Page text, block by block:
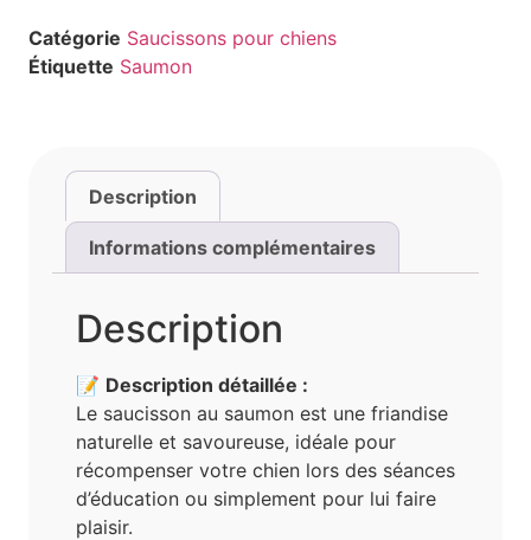
Catégorie Saucissons pour chiens
Étiquette Saumon
Description
Informations complémentaires
Description
📝 Description détaillée :
Le saucisson au saumon est une friandise
naturelle et savoureuse, idéale pour
récompenser votre chien lors des séances
d’éducation ou simplement pour lui faire
plaisir.